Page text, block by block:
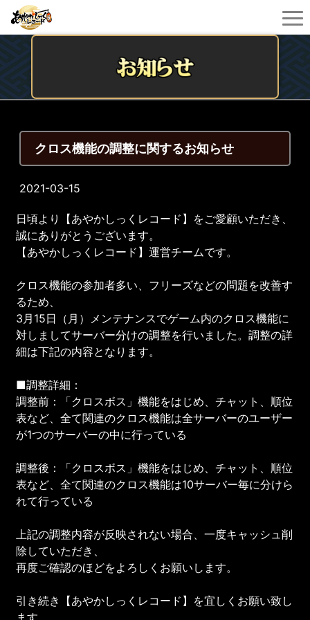
クロス機能の調整に関するお知らせ
2021-03-15
日頃より【あやかしっくレコード】をご愛顧いただき、
誠にありがとうございます。
【あやかしっくレコード】運営チームです。
クロス機能の参加者多い、フリーズなどの問題を改善す
るため、
3月15日（月）メンテナンスでゲーム内のクロス機能に
対しましてサーバー分けの調整を行いました。調整の詳
細は下記の内容となります。
■調整詳細：
調整前：「クロスボス」機能をはじめ、チャット、順位
表など、全て関連のクロス機能は全サーバーのユーザー
が1つのサーバーの中に行っている
調整後：「クロスボス」機能をはじめ、チャット、順位
表など、全て関連のクロス機能は10サーバー毎に分けら
れて行っている
上記の調整内容が反映されない場合、一度キャッシュ削
除していただき、
再度ご確認のほどをよろしくお願いします。
引き続き【あやかしっくレコード】を宜しくお願い致し
ます。